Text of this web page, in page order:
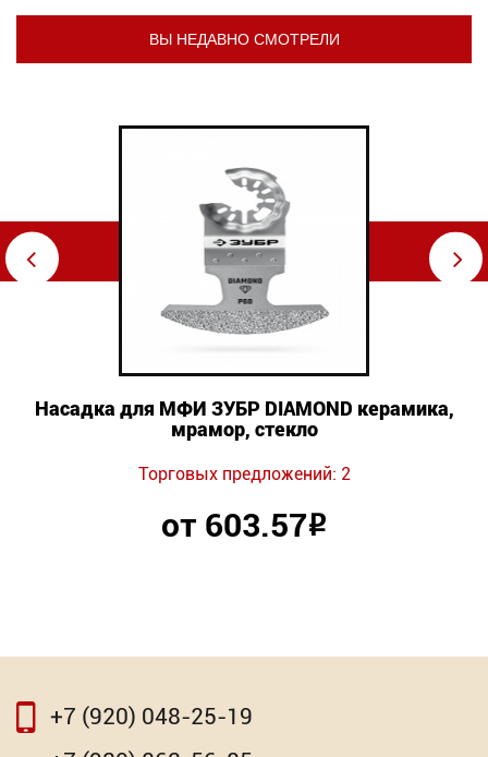
ВЫ НЕДАВНО СМОТРЕЛИ
⇦
Насадка для МФИ ЗУБР DIAMOND керамика,
мрамор, стекло
Торговых предложений: 2
от 603.57Р
⇨
+7 (920) 048-25-19